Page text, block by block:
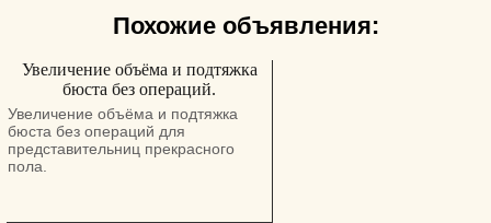
Похожие объявления:
Увеличение объёма и подтяжка
бюста без операций.
Увеличение объёма и подтяжка
бюста без операций для
представительниц прекрасного
пола.